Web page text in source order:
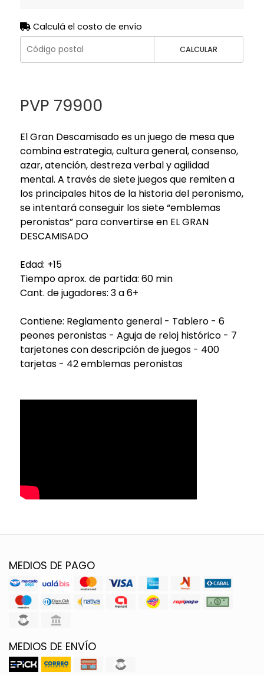
Calculá el costo de envío
CALCULAR
PVP 79900
El Gran Descamisado es un juego de mesa que
combina estrategia, cultura general, consenso,
azar, atención, destreza verbal y agilidad
mental. A través de siete juegos que remiten a
los principales hitos de la historia del peronismo,
se intentará conseguir los siete “emblemas
peronistas” para convertirse en EL GRAN
DESCAMISADO
Edad: +15
Tiempo aprox. de partida: 60 min
Cant. de jugadores: 3 a 6+
Contiene: Reglamento general - Tablero - 6
peones peronistas - Aguja de reloj histórico - 7
tarjetones con descripción de juegos - 400
tarjetas - 42 emblemas peronistas
MEDIOS DE PAGO
MEDIOS DE ENVÍO